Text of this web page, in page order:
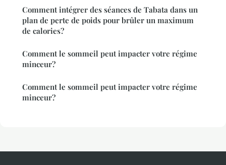
Comment intégrer des séances de Tabata dans un
plan de perte de poids pour brûler un maximum
de calories?
Comment le sommeil peut impacter votre régime
minceur?
Comment le sommeil peut impacter votre régime
minceur?